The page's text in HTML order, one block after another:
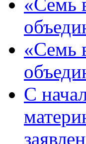
«Семь
С